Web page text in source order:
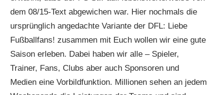
dem 08/15-Text abgewichen war. Hier nochmals die
ursprünglich angedachte Variante der DFL: Liebe
Fußballfans! zusammen mit Euch wollen wir eine gute
Saison erleben. Dabei haben wir alle – Spieler,
Trainer, Fans, Clubs aber auch Sponsoren und
Medien eine Vorbildfunktion. Millionen sehen an jedem